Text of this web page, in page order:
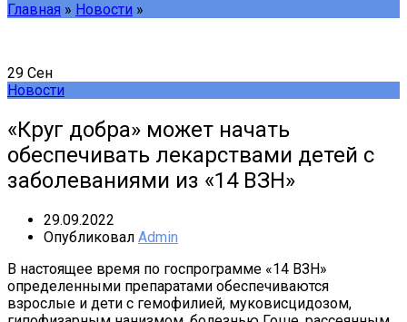
Главная » Новости »
29 Сен
Новости
«Круг добра» может начать
обеспечивать лекарствами детей с
заболеваниями из «14 ВЗН»
29.09.2022
Опубликовал Admin
В настоящее время по госпрограмме «14 ВЗН»
определенными препаратами обеспечиваются
взрослые и дети с гемофилией, муковисцидозом,